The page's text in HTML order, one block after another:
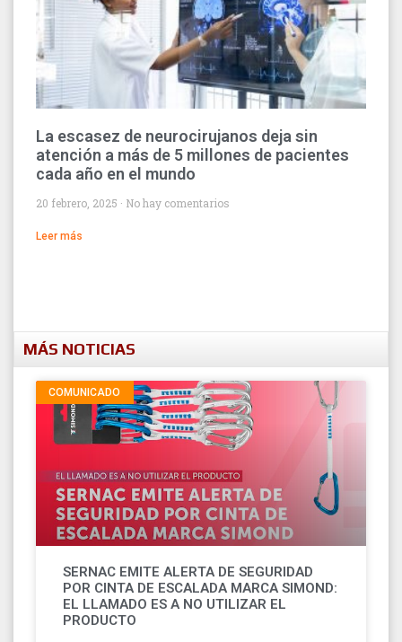
La escasez de neurocirujanos deja sin
atención a más de 5 millones de pacientes
cada año en el mundo
20 febrero, 2025 No hay comentarios
Leer más
MÁS NOTICIAS
COMUNICADO
SERNAC EMITE ALERTA DE SEGURIDAD
POR CINTA DE ESCALADA MARCA SIMOND:
EL LLAMADO ES A NO UTILIZAR EL
PRODUCTO